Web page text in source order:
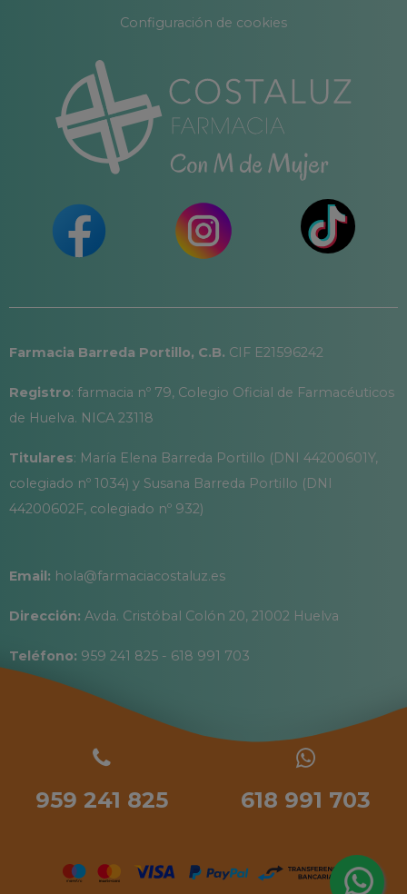
Configuración de cookies
Farmacia Barreda Portillo, C.B. CIF E21596242
Registro: farmacia nº 79, Colegio Oficial de Farmacéuticos
de Huelva. NICA 23118
Titulares: María Elena Barreda Portillo (DNI 44200601Y,
colegiado nº 1034) y Susana Barreda Portillo (DNI
44200602F, colegiado nº 932)
Email: hola@farmaciacostaluz.es
Dirección: Avda. Cristóbal Colón 20, 21002 Huelva
Teléfono: 959 241 825 - 618 991 703
959 241 825 618 991 703